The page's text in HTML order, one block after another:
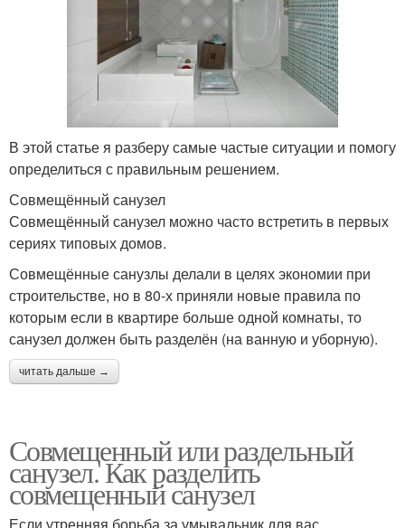
В этой статье я разберу самые частые ситуации и помогу
определиться с правильным решением.
Совмещённый санузел
Совмещённый санузел можно часто встретить в первых
сериях типовых домов.
Совмещённые санузлы делали в целях экономии при
строительстве, но в 80-х приняли новые правила по
которым если в квартире больше одной комнаты, то
санузел должен быть разделён (на ванную и уборную).
читать дальше →
Совмещенный или раздельный
санузел. Как разделить
совмещенный санузел